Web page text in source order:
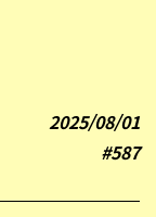
2025/08/01
#587